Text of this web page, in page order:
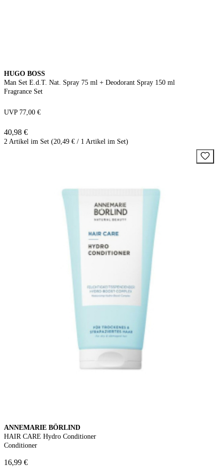
HUGO BOSS
Man Set E.d.T. Nat. Spray 75 ml + Deodorant Spray 150 ml
Fragrance Set
UVP 77,00 €
40,98 €
2 Artikel im Set (20,49 € / 1 Artikel im Set)
ANNEMARIE BÖRLIND
HAIR CARE Hydro Conditioner
Conditioner
16,99 €